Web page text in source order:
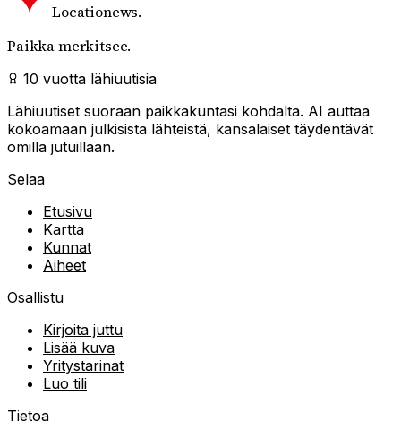
Locationews.
Paikka merkitsee.
10 vuotta lähiuutisia
Lähiuutiset suoraan paikkakuntasi kohdalta. AI auttaa
kokoamaan julkisista lähteistä, kansalaiset täydentävät
omilla jutuillaan.
Selaa
Etusivu
Kartta
Kunnat
Aiheet
Osallistu
Kirjoita juttu
Lisää kuva
Yritystarinat
Luo tili
Tietoa